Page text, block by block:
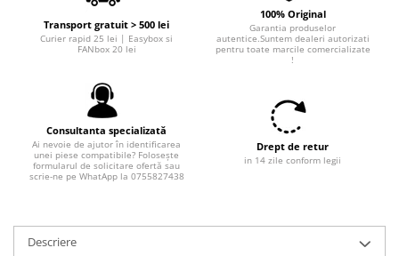
Filtre agent racire
Filtre combustibil
Filtre habitaclu
Filtre uscator
Filtre epurator
Sistem franare
Transport gratuit > 500 lei
Curier rapid 25 lei | Easybox si
FANbox 20 lei
100% Original
Garantia produselor
autentice.Suntem dealeri autorizati
pentru toate marcile comercializate
!
Consultanta specializată
Ai nevoie de ajutor în identificarea
unei piese compatibile? Folosește
formularul de solicitare ofertă sau
scrie-ne pe WhatApp la 0755827438
Drept de retur
in 14 zile conform legii
Descriere